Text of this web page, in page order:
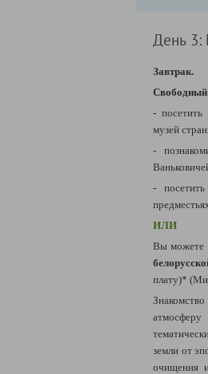
День 3:
Завтрак.
Свободный
- посетить
музей
-
-
ИЛИ
Вы можете
плату)*
земли от
очищения и